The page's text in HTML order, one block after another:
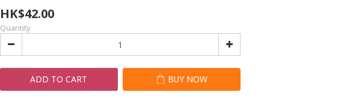
HK$42.00
Quantity
ADD TO CART BUY NOW